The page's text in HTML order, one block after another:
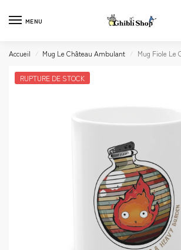
MENU
Accueil / Mug Le Château Ambulant / Mug Fiole Le
RUPTURE DE STOCK